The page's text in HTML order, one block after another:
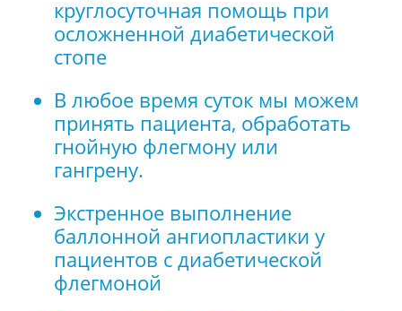
круглосуточная помощь при
осложненной диабетической
стопе
В любое время суток мы можем
принять пациента, обработать
гнойную флегмону или
гангрену.
Экстренное выполнение
баллонной ангиопластики у
пациентов с диабетической
флегмоной